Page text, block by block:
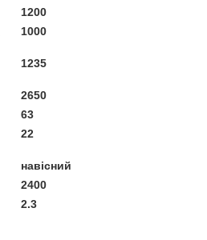
1200
1000
1235
2650
63
22
навісний
2400
2.3